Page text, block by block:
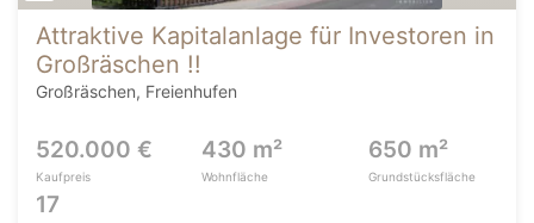
Attraktive Kapitalanlage für Investoren in
Großräschen !!
Großräschen, Freienhufen
520.000 €
Kaufpreis
430 m²
Wohnfläche
650 m²
Grundstücksfläche
17